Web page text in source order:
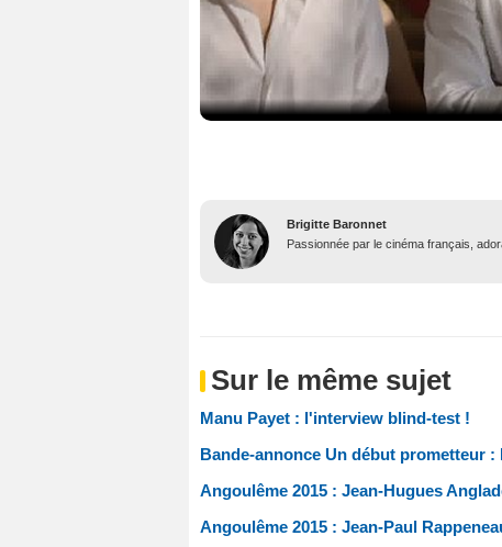
Brigitte Baronnet
Passionnée par le cinéma français,
Sur le même sujet
Manu Payet : l'interview blind-test !
Bande-annonce Un début prometteur :
Angoulême 2015 : Jean-Hugues
Angoulême 2015 : Jean-Paul